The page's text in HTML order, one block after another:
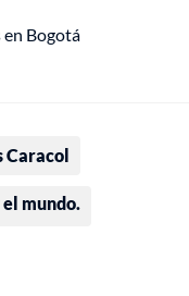
en Bogotá
Caracol
mundo.